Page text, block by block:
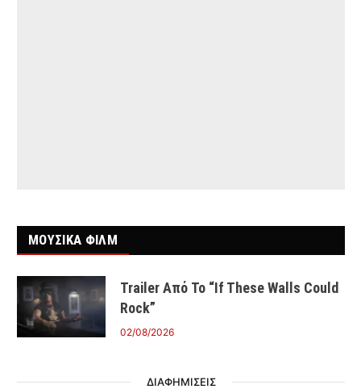
ΜΟΥΣΙΚΑ ΦΙΛΜ
Trailer Από Το “If These Walls Could
Rock”
02/08/2026
ΔΙΑΦΗΜΙΣΕΙΣ